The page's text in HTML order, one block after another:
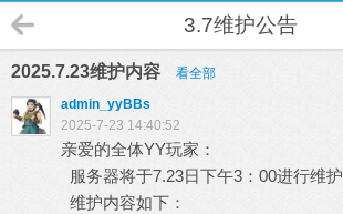
3.7维护公告
2025.7.23维护内容
看全部
admin_yyBBs
2025-7-23 14:40:52
亲爱的全体YY玩家：
服务器将于7.23日下午3：00进行维护
维护内容如下：